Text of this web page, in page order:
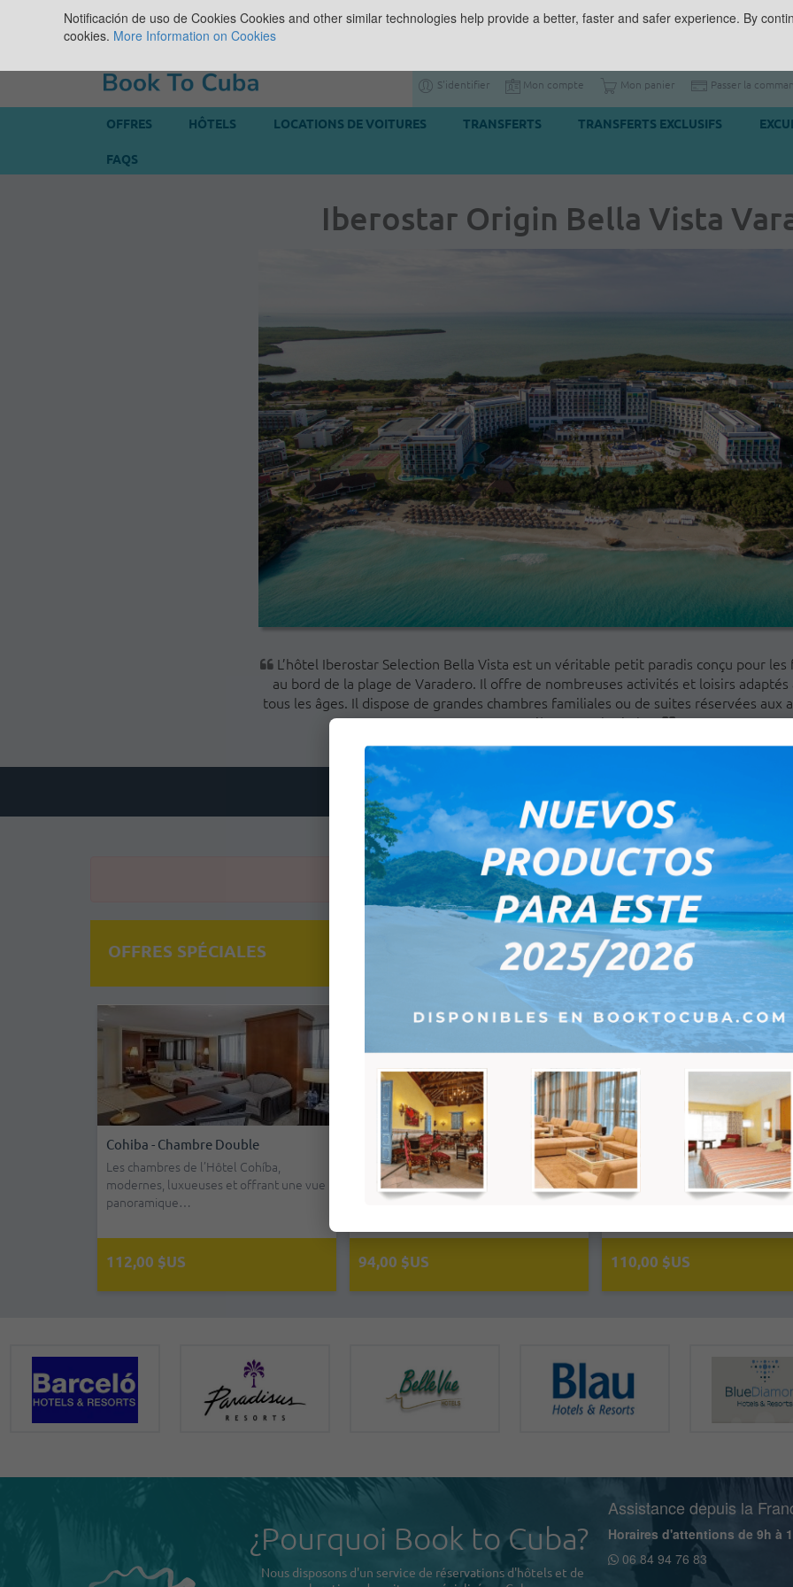
S'identifier Mon compte Mon panier Passer la
OFFRES HÔTELS LOCATIONS DE VOITURES TRANSFERTS TRANSFERTS EXCLUSIFS
FAQS
Iberostar Origin Bella Vista
L’hôtel Iberostar Selection Bella Vista est un véritable petit paradis conçu pour
au bord de la plage de Varadero. Il offre de nombreuses activités et loisirs
tous les âges. Il dispose de grandes chambres familiales ou de suites réservées aux
entièrement équipées.
FILTRER PAR SOUS-CATÉGORIES
Sorry :(Aucun produits ne correspond à cette sélection.
OFFRES SPÉCIALES
Cohiba - Chambre Double
Les chambres de l’Hôtel Cohíba,
modernes, luxueuses et offrant une vue
panoramique…
112,00 $US
Jibacoa - Chambre Double - Tout
Compris
Le Jibacoa se compose de 250 chambres
réparties sur dix-huit bâtiments de deux
94,00 $US
Family Resort Varadero -
Double - Tout Compris
Découvrez le Family Resort
Cuba pour des vacances parfaites
110,00 $US
¿Pourquoi Book to Cuba?
Nous disposons d'un service de réservations d'hôtels et de
Assistance depuis la
Horaires d'attentions de 9h à
06 84 94 76 83
Notificación de uso de Cookies Cookies and other similar technologies help provide a better, faster and safer experience. By
cookies. More Information on Cookies